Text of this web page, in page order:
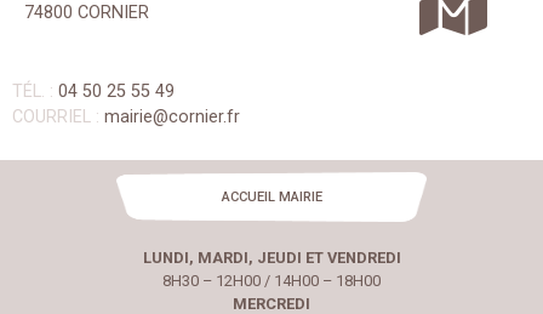
74800 CORNIER
TÉL. : 04 50 25 55 49
COURRIEL : mairie@cornier.fr
ACCUEIL MAIRIE
LUNDI, MARDI, JEUDI ET VENDREDI
8H30 – 12H00 / 14H00 – 18H00
MERCREDI